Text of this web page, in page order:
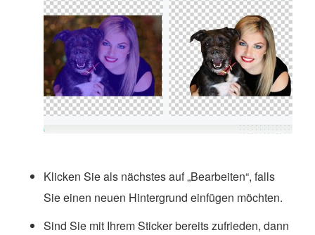
Klicken Sie als nächstes auf „Bearbeiten“, falls
Sie einen neuen Hintergrund einfügen möchten.
Sind Sie mit Ihrem Sticker bereits zufrieden, dann